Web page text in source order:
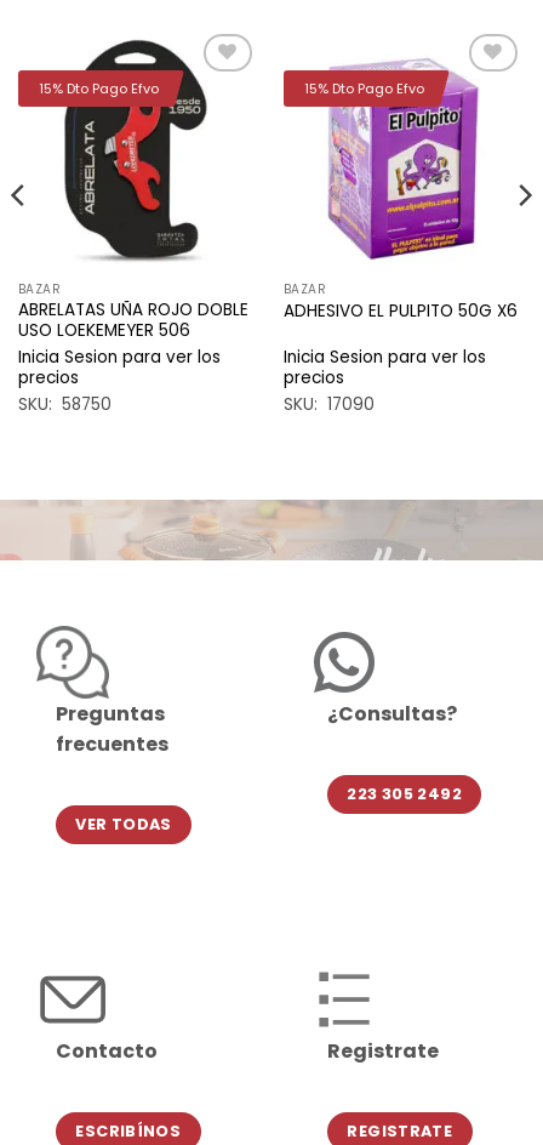
Añadir
lista de
BAZAR
ABRELATAS UÑA ROJO DOBLE
USO LOEKEMEYER 506
Inicia Sesion para ver los
precios
SKU: 58750
15% Dto Pago Efvo
Añadir
a la
lista de
deseos
BAZAR
ADHESIVO EL PULPITO 50G X6
Inicia Sesion para ver los
precios
SKU: 17090
15% Dto Pago Efvo
Preguntas
frecuentes
VER TODAS
¿Consultas?
223 305 2492
Contacto
ESCRIBÍNOS
Registrate
REGISTRATE